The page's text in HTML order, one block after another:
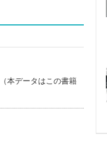
本データはこの書籍